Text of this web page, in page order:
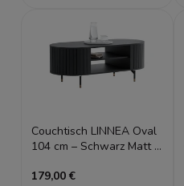
Couchtisch LINNEA Oval
104 cm – Schwarz Matt –
179,00 €